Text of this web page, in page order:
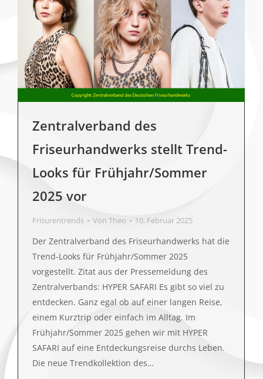
Zentralverband des
Friseurhandwerks stellt Trend-
Looks für Frühjahr/Sommer
2025 vor
Frisurentrends Von Theo 10. Februar 2025
Der Zentralverband des Friseurhandwerks hat die
Trend-Looks für Frühjahr/Sommer 2025
vorgestellt. Zitat aus der Pressemeldung des
Zentralverbands: HYPER SAFARI Es gibt so viel zu
entdecken. Ganz egal ob auf einer langen Reise,
einem Kurztrip oder einfach im Alltag. Im
Frühjahr/Sommer 2025 gehen wir mit HYPER
SAFARI auf eine Entdeckungsreise durchs Leben.
Die neue Trendkollektion des…